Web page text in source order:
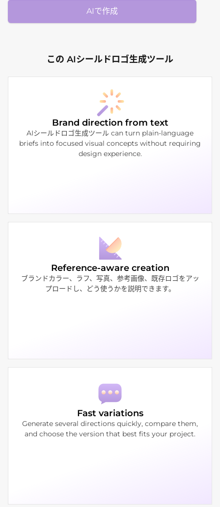
AIで作成
この AIシールドロゴ生成ツール
Brand direction from text
AIシールドロゴ生成ツール can turn plain-language
briefs into focused visual concepts without requiring
design experience.
Reference-aware creation
ブランドカラー、ラフ、写真、参考画像、既存ロゴをアッ
プロードし、どう使うかを説明できます。
Fast variations
Generate several directions quickly, compare them,
and choose the version that best fits your project.